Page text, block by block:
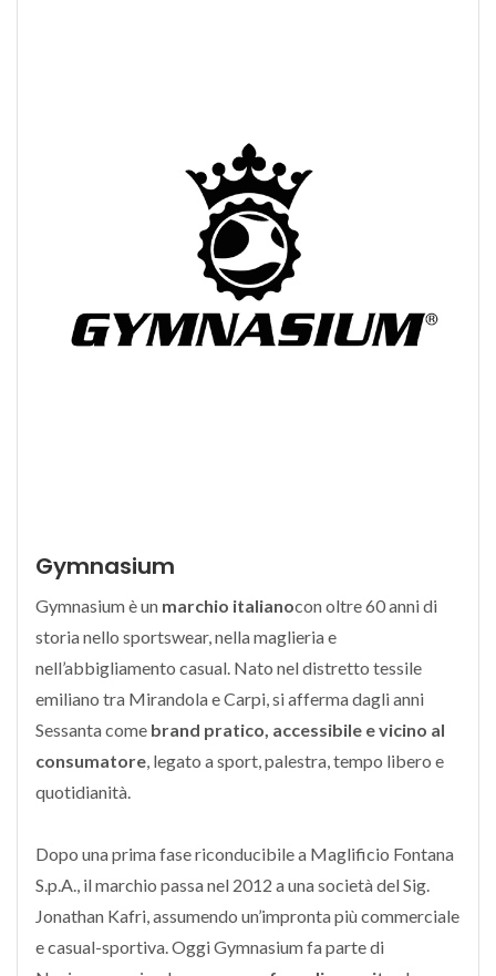
Gymnasium
Gymnasium è un marchio italianocon oltre 60 anni di
storia nello sportswear, nella maglieria e
nell’abbigliamento casual. Nato nel distretto tessile
emiliano tra Mirandola e Carpi, si afferma dagli anni
Sessanta come brand pratico, accessibile e vicino al
consumatore, legato a sport, palestra, tempo libero e
quotidianità.
Dopo una prima fase riconducibile a Maglificio Fontana
S.p.A., il marchio passa nel 2012 a una società del Sig.
Jonathan Kafri, assumendo un’impronta più commerciale
e casual-sportiva. Oggi Gymnasium fa parte di